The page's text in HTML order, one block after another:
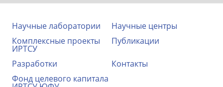
Научные лаборатории
Научные центры
Комплексные проекты
ИРТСУ
Публикации
Разработки
Контакты
Фонд целевого капитала